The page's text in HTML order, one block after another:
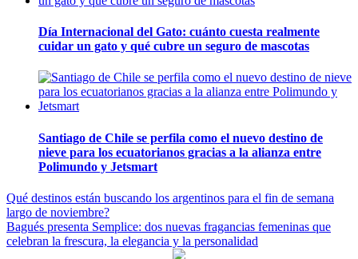
Día Internacional del Gato: cuánto cuesta realmente
cuidar un gato y qué cubre un seguro de mascotas
Santiago de Chile se perfila como el nuevo destino de
nieve para los ecuatorianos gracias a la alianza entre
Polimundo y Jetsmart
Navegación
de
entradas
Qué destinos están buscando los argentinos para el fin de semana
largo de noviembre?
Bagués presenta Semplice: dos nuevas fragancias femeninas que
celebran la frescura, la elegancia y la personalidad